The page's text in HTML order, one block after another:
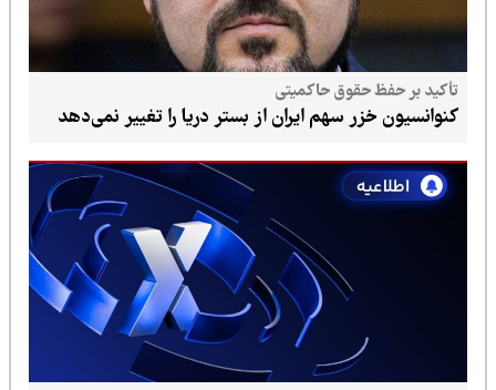
تأکید بر حفظ حقوق حاکمیتی
کنوانسیون خزر سهم ایران از بستر دریا را تغییر نمی‌دهد